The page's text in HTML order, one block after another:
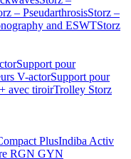
– PseudarthrosisStorz –
and ESWTStorz
Support pour
V-actorSupport pour
avec tiroirTrolley Storz
PlusIndiba Activ
RGN GYN